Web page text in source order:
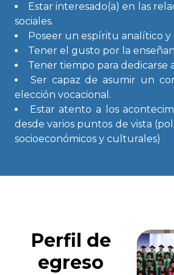
Estar interesado(a) en las
sociales.
Poseer un espíritu analítico y
Tener el gusto por la
Tener tiempo para dedicarse
Ser capaz de asumir un
elección vocacional.
Estar atento a los
desde varios puntos de vista
socioeconómicos y culturales)
Perfil de
egreso